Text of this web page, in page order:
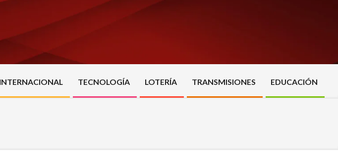
Primary
Navigation
INTERNACIONAL TECNOLOGÍA LOTERÍA TRANSMISIONES EDUCACIÓN